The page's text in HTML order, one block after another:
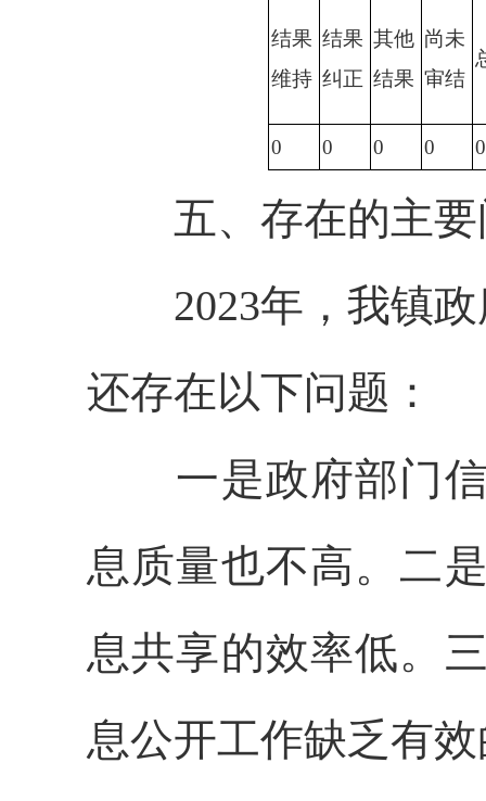
结果
维持
结果
纠正
其他
结果
尚未
审结
0 0 0 0 0
五、存在的主要
2023年，我镇政
还存在以下问题：
一是政府部门信
息质量也不高。二
息共享的效率低。
息公开工作缺乏有